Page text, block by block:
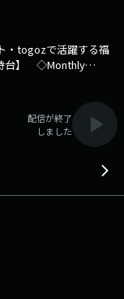
togozで活躍する福
台】 ◇Monthly
PARKさんが登
シャン、クリエイター
で素敵な音楽空間を
ー、新たな出会いとな
program/27337 メ
配信が終了
しました